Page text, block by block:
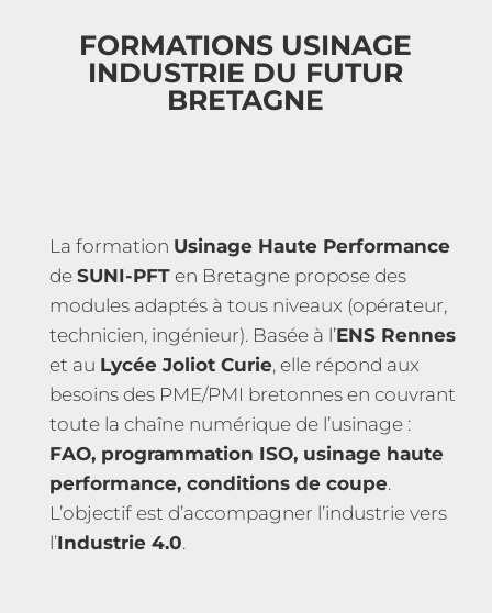
FORMATIONS USINAGE
INDUSTRIE DU FUTUR
BRETAGNE
La formation Usinage Haute Performance
de SUNI-PFTen Bretagne propose des
modules adaptés à tous niveaux (opérateur,
technicien, ingénieur). Basée à l’ENS Rennes
et au Lycée Joliot Curie, elle répond aux
besoins des PME/PMI bretonnes en couvrant
toute la chaîne numérique de l’usinage :
FAO, programmation ISO, usinage haute
performance, conditions de coupe.
L’objectif est d’accompagner l’industrie vers
l’Industrie 4.0.